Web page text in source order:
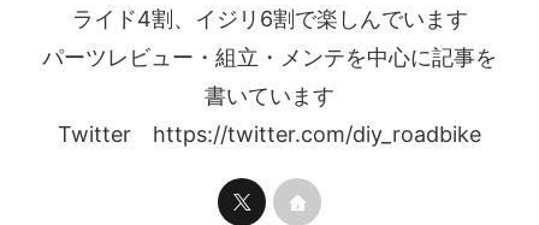
ライド4割、イジリ6割で楽しんでいます
パーツレビュー・組立・メンテを中心に記事を
書いています
Twitter https://twitter.com/diy_roadbike